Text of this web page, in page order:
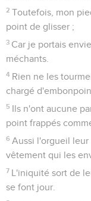
2 Toutefois, mon
point de glisser ;
3 Car je portais
méchants.
4 Rien ne les
chargé
5 Ils n'ont aucune
point frappés
6 Aussi l'orgueil
vêtement qui les
7 L'iniquité sort de
se font jour.